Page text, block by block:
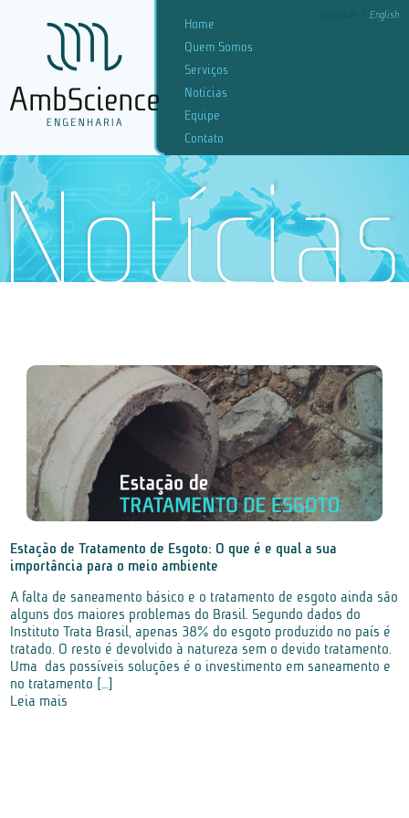
English
Home
Quem Somos
Serviços
Notícias
Equipe
Contato
Estação de Tratamento de Esgoto: O que é e qual a sua
importância para o meio ambiente
A falta de saneamento básico e o tratamento de esgoto ainda são
alguns dos maiores problemas do Brasil. Segundo dados do
Instituto Trata Brasil, apenas 38% do esgoto produzido no país é
tratado. O resto é devolvido à natureza sem o devido tratamento.
Uma das possíveis soluções é o investimento em saneamento e
no tratamento […]
Leia mais